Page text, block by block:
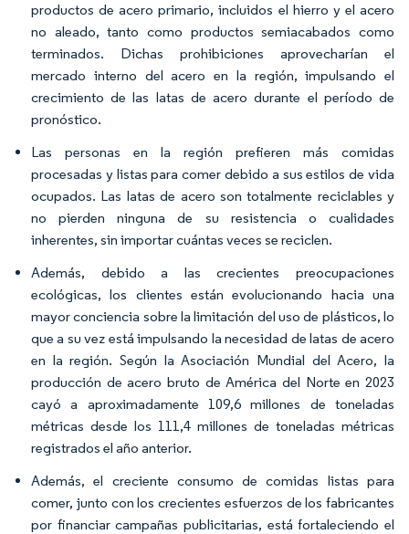
productos de acero primario, incluidos el hierro y el acero
no aleado, tanto como productos semiacabados como
terminados. Dichas prohibiciones aprovecharían el
mercado interno del acero en la región, impulsando el
crecimiento de las latas de acero durante el período de
pronóstico.
Las personas en la región prefieren más comidas
procesadas y listas para comer debido a sus estilos de vida
ocupados. Las latas de acero son totalmente reciclables y
no pierden ninguna de su resistencia o cualidades
inherentes, sin importar cuántas veces se reciclen.
Además, debido a las crecientes preocupaciones
ecológicas, los clientes están evolucionando hacia una
mayor conciencia sobre la limitación del uso de plásticos, lo
que a su vez está impulsando la necesidad de latas de acero
en la región. Según la Asociación Mundial del Acero, la
producción de acero bruto de América del Norte en 2023
cayó a aproximadamente 109,6 millones de toneladas
métricas desde los 111,4 millones de toneladas métricas
registrados el año anterior.
Además, el creciente consumo de comidas listas para
comer, junto con los crecientes esfuerzos de los fabricantes
por financiar campañas publicitarias, está fortaleciendo el